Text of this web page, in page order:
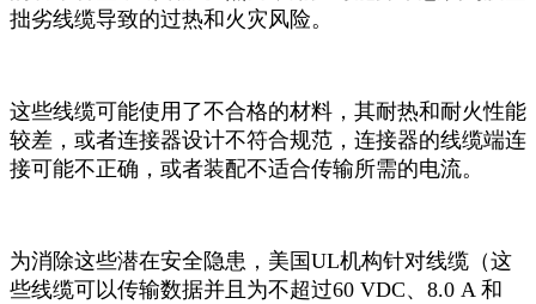
拙劣线缆导致的过热和火灾风险。
这些线缆可能使用了不合格的材料，其耐热和耐火性能
较差，或者连接器设计不符合规范，连接器的线缆端连
接可能不正确，或者装配不适合传输所需的电流。
为消除这些潜在安全隐患，美国UL机构针对线缆（这
些线缆可以传输数据并且为不超过60 VDC、8.0 A 和